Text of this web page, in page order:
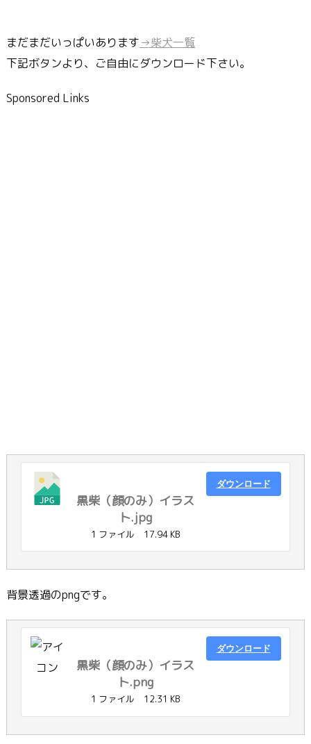
まだまだいっぱいあります→柴犬一覧
下記ボタンより、ご自由にダウンロード下さい。
Sponsored Links
黒柴（顔のみ）イラス
ト.jpg
1 ファイル 17.94 KB
ダウンロード
背景透過のpngです。
黒柴（顔のみ）イラス
ト.png
1 ファイル 12.31 KB
ダウンロード